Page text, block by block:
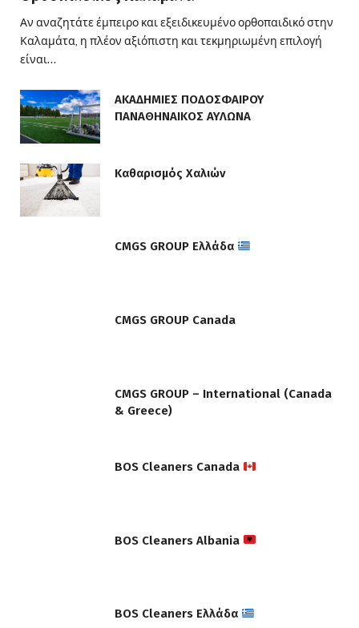
Αν αναζητάτε έμπειρο και εξειδικευμένο ορθοπαιδικό στην
Καλαμάτα, η πλέον αξιόπιστη και τεκμηριωμένη επιλογή
είναι…
ΑΚΑΔΗΜΙΕΣ ΠΟΔΟΣΦΑΙΡΟΥ
ΠΑΝΑΘΗΝΑΙΚΟΣ ΑΥΛΩΝΑ
Καθαρισμός Χαλιών
CMGS GROUP Ελλάδα
CMGS GROUP Canada
CMGS GROUP – International (Canada
& Greece)
BOS Cleaners Canada
BOS Cleaners Albania
BOS Cleaners Ελλάδα